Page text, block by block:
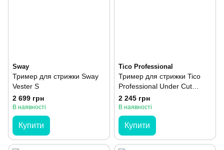
Sway
Тример для стрижки Sway
Vester S
2 699 грн
В наявності
Купити
Tico Professional
Тример для стрижки Tico
Professional Under Cut
Triangle Mini
2 245 грн
В наявності
Купити